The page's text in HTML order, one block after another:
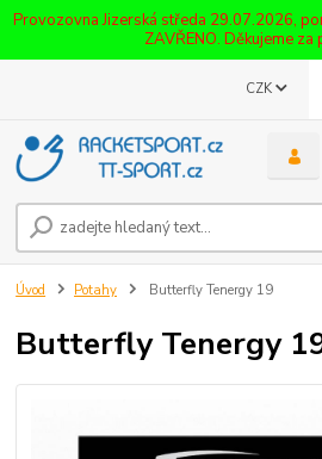
Provozovna Jizerská středa 29.07.2026,
ZAVŘENO. Děkujeme za
CZK
Úvod Potahy Butterfly Tenergy 19
Butterfly Tenergy